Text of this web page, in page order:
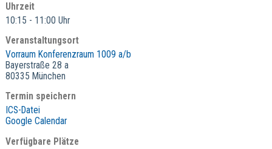
Uhrzeit
10:15 - 11:00 Uhr
Veranstaltungsort
Vorraum Konferenzraum 1009 a/b
Bayerstraße 28 a
80335 München
Termin speichern
ICS-Datei
Google Calendar
Verfügbare Plätze